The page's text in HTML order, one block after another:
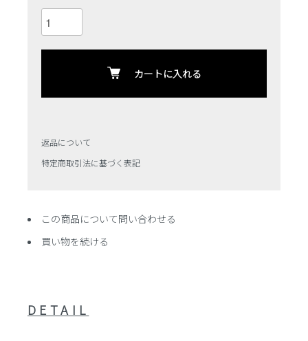
カートに入れる
返品について
特定商取引法に基づく表記
この商品について問い合わせる
買い物を続ける
DETAIL